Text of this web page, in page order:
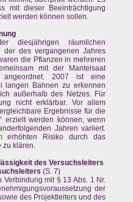
mit dieser Beeinträchtigung
werden können sollen.
diesjährigen räumlichen
der des vergangenen Jahres
die Pflanzen in mehreren
mit der Mantelsaat
angeordnet. 2007 ist eine
langen Bahnen zu erkennen
außerhalb des Netzes. Für
nicht erklärbar. Vor allem
Ergebnisse für die
erzielt werden können, wenn
Jahren variiert.
erhöhten Risiko durch das
zu klären.
des Versuchsleiters
(S. 7)
mit § 13 Abs. 1 Nr.
der
des Projektleiters und des